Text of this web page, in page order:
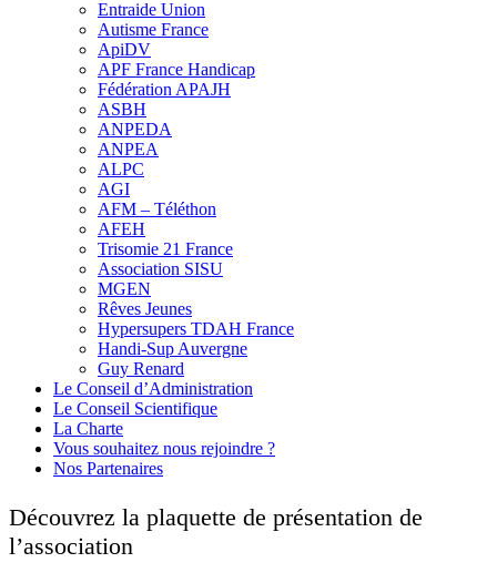
Entraide Union
Autisme France
ApiDV
APF France Handicap
Fédération APAJH
ASBH
ANPEDA
ANPEA
ALPC
AGI
AFM – Téléthon
AFEH
Trisomie 21 France
Association SISU
MGEN
Rêves Jeunes
Hypersupers TDAH France
Handi-Sup Auvergne
Guy Renard
Le Conseil d’Administration
Le Conseil Scientifique
La Charte
Vous souhaitez nous rejoindre ?
Nos Partenaires
Découvrez la plaquette de présentation de
l’association